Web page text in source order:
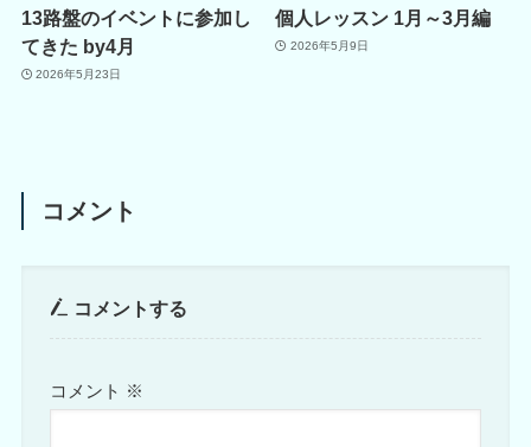
13路盤のイベントに参加し
てきた by4月
2026年5月23日
個人レッスン 1月～3月編
2026年5月9日
コメント
コメントする
コメント ※